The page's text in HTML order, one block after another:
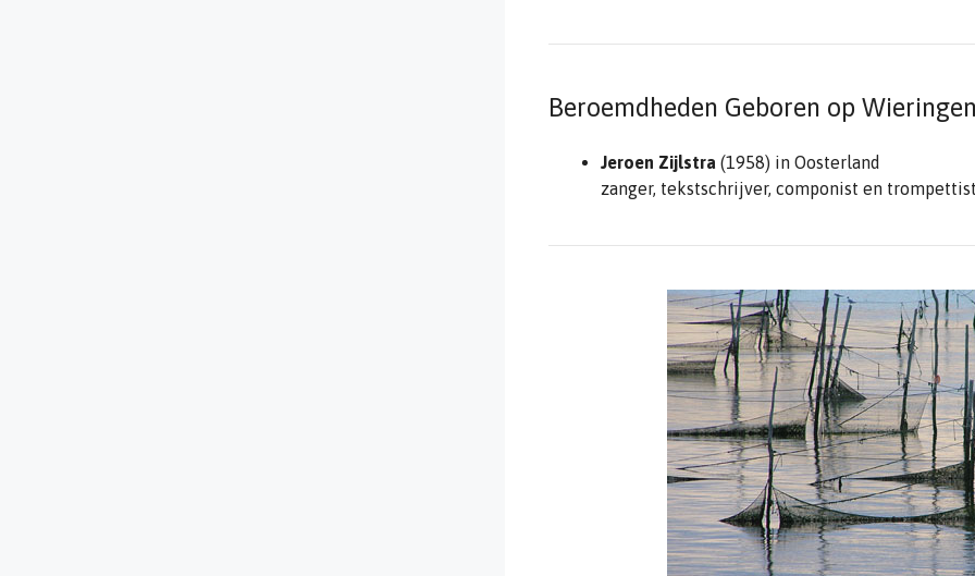
Beroemdheden Geboren op
Jeroen Zijlstra (1958) in Oosterland
zanger, tekstschrijver, componist en